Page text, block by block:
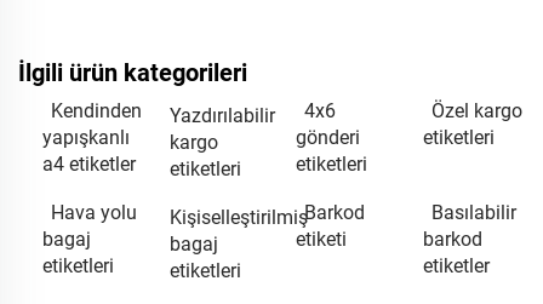
İlgili ürün kategorileri
Kendinden
yapışkanlı
a4 etiketler
Yazdırılabilir
kargo
etiketleri
4x6
gönderi
etiketleri
Özel kargo
etiketleri
Hava yolu
bagaj
etiketleri
Kişiselleştirilmiş
bagaj
etiketleri
Barkod
etiketi
Basılabilir
barkod
etiketler